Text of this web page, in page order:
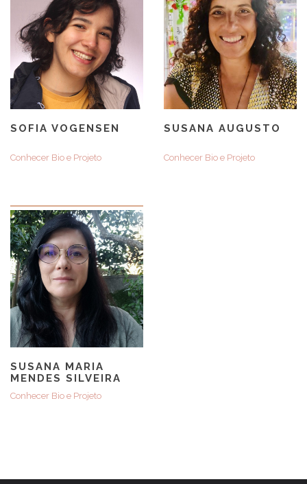
SOFIA VOGENSEN
Conhecer Bio e Projeto
SUSANA AUGUSTO
Conhecer Bio e Projeto
SUSANA MARIA
MENDES SILVEIRA​
Conhecer Bio e Projeto